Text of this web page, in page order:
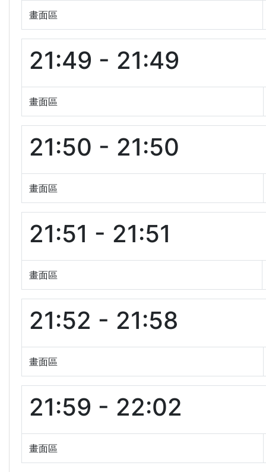
畫面區
21:49 - 21:49
畫面區
21:50 - 21:50
畫面區
21:51 - 21:51
畫面區
21:52 - 21:58
畫面區
21:59 - 22:02
畫面區